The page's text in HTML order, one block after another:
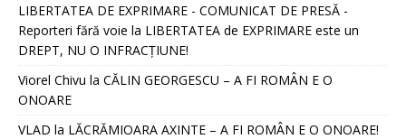
LIBERTATEA DE EXPRIMARE - COMUNICAT DE PRESĂ -
Reporteri fără voie la LIBERTATEA de EXPRIMARE este un
DREPT, NU O INFRACȚIUNE!
Viorel Chivu la CĂLIN GEORGESCU – A FI ROMÂN E O
ONOARE
VLAD la LĂCRĂMIOARA AXINTE – A FI ROMÂN E O ONOARE!